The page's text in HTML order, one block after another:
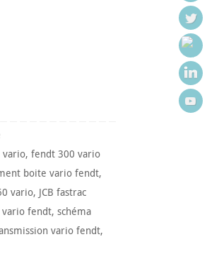
vario,fendt 300 vario
boite vario fendt,
vario, JCB fastrac
vario fendt, schéma
vario fendt,